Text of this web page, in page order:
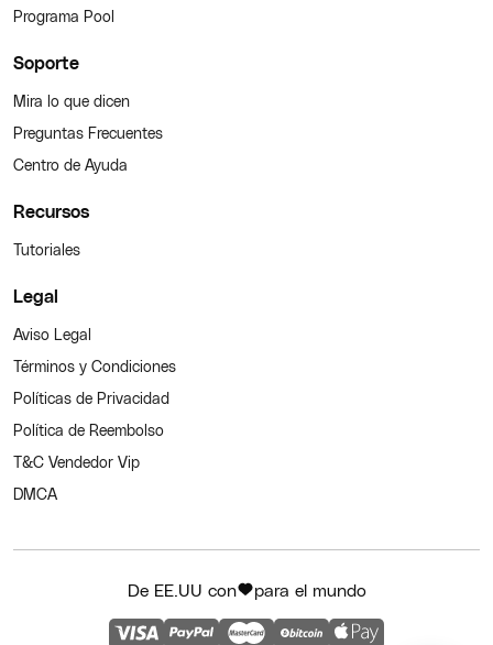
Programa Pool
Soporte
Mira lo que dicen
Preguntas Frecuentes
Centro de Ayuda
Recursos
Tutoriales
Legal
Aviso Legal
Términos y Condiciones
Políticas de Privacidad
Política de Reembolso
T&C Vendedor Vip
DMCA
De EE.UU con para el mundo